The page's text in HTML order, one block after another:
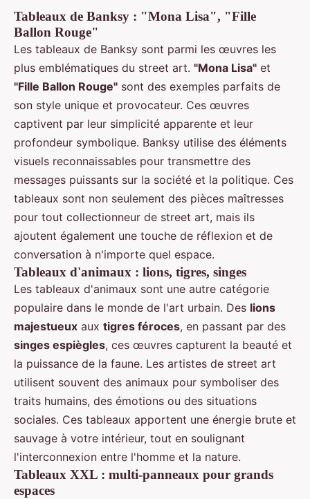
Tableaux de Banksy : "Mona Lisa", "Fille
Ballon Rouge"
Les tableaux de Banksy sont parmi les œuvres les
plus emblématiques du street art. "Mona Lisa" et
"Fille Ballon Rouge" sont des exemples parfaits de
son style unique et provocateur. Ces œuvres
captivent par leur simplicité apparente et leur
profondeur symbolique. Banksy utilise des éléments
visuels reconnaissables pour transmettre des
messages puissants sur la société et la politique. Ces
tableaux sont non seulement des pièces maîtresses
pour tout collectionneur de street art, mais ils
ajoutent également une touche de réflexion et de
conversation à n'importe quel espace.
Tableaux d'animaux : lions, tigres, singes
Les tableaux d'animaux sont une autre catégorie
populaire dans le monde de l'art urbain. Des lions
majestueux aux tigres féroces, en passant par des
singes espiègles, ces œuvres capturent la beauté et
la puissance de la faune. Les artistes de street art
utilisent souvent des animaux pour symboliser des
traits humains, des émotions ou des situations
sociales. Ces tableaux apportent une énergie brute et
sauvage à votre intérieur, tout en soulignant
l'interconnexion entre l'homme et la nature.
Tableaux XXL : multi-panneaux pour grands
espaces